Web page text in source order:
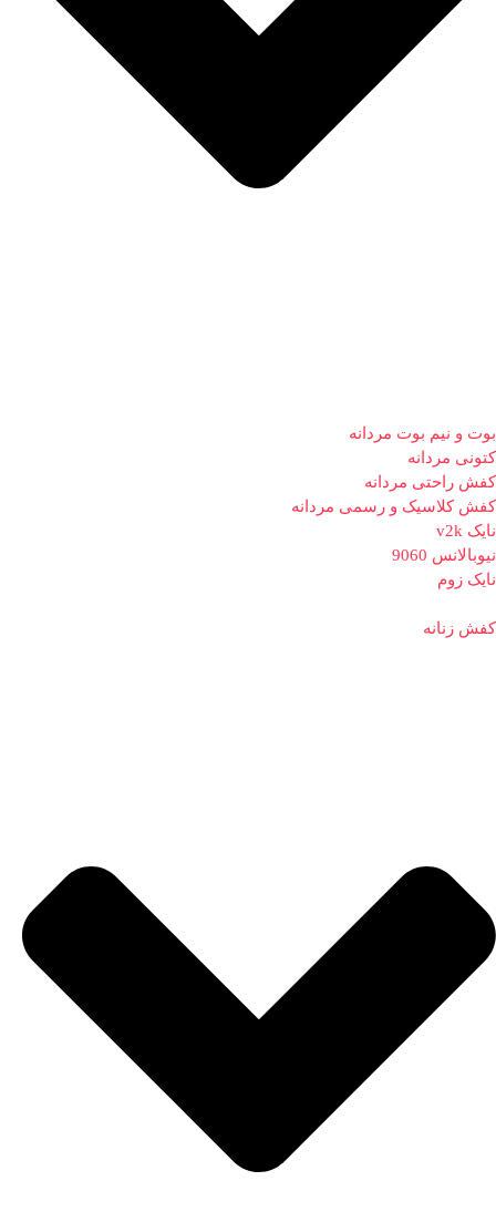
بوت و نیم بوت مردانه
کتونی مردانه
کفش راحتی مردانه
کفش کلاسیک و رسمی مردانه
نایک v2k
نیوبالانس 9060
نایک زوم
کفش زنانه